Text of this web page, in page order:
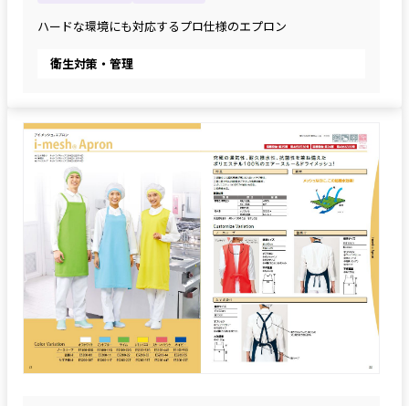
ハードな環境にも対応するプロ仕様のエプロン
衛生対策・管理